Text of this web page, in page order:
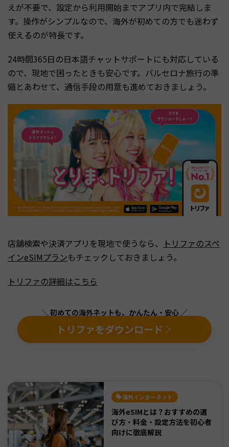
えが不要で、設定から利用開始までアプリ内で完結しま
す。操作がシンプルなので、海外が初めての方でも迷わず
使えるのが特長です。
24時間365日の日本語チャットサポートにも対応している
ので、現地で困ったときも安心です。バルセロナ旅行の準
備とあわせて、通信手段の用意も進めておきましょう。
店舗検索や決済アプリを現地で使うなら、
トリファのスペ
インeSIMプランもチェックしておきましょう。
トリファの詳細はこちら
＼ 初めての海外ネットも、かんたん・安心 ／
トリファをダウンロード
海外インターネット
海外eSIMとは？おすすめの選
び方・料金・設定方法を初心者
向けに徹底解説